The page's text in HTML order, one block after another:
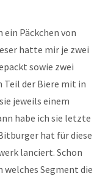
Päckchen von
hatte mir je zwei
sowie zwei
Teil der Biere mit in
jeweils einem
habe ich sie letzte
hat für diese
lanciert. Schon
welches Segment die